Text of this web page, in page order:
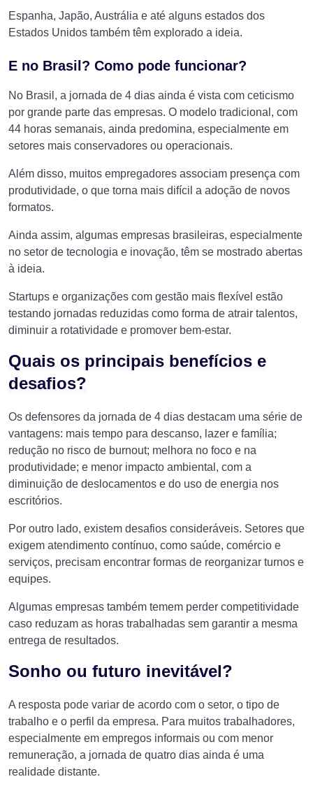
Espanha, Japão, Austrália e até alguns estados dos
Estados Unidos também têm explorado a ideia.
E no Brasil? Como pode funcionar?
No Brasil, a jornada de 4 dias ainda é vista com ceticismo
por grande parte das empresas. O modelo tradicional, com
44 horas semanais, ainda predomina, especialmente em
setores mais conservadores ou operacionais.
Além disso, muitos empregadores associam presença com
produtividade, o que torna mais difícil a adoção de novos
formatos.
Ainda assim, algumas empresas brasileiras, especialmente
no setor de tecnologia e inovação, têm se mostrado abertas
à ideia.
Startups e organizações com gestão mais flexível estão
testando jornadas reduzidas como forma de atrair talentos,
diminuir a rotatividade e promover bem-estar.
Quais os principais benefícios e
desafios?
Os defensores da jornada de 4 dias destacam uma série de
vantagens: mais tempo para descanso, lazer e família;
redução no risco de burnout; melhora no foco e na
produtividade; e menor impacto ambiental, com a
diminuição de deslocamentos e do uso de energia nos
escritórios.
Por outro lado, existem desafios consideráveis. Setores que
exigem atendimento contínuo, como saúde, comércio e
serviços, precisam encontrar formas de reorganizar turnos e
equipes.
Algumas empresas também temem perder competitividade
caso reduzam as horas trabalhadas sem garantir a mesma
entrega de resultados.
Sonho ou futuro inevitável?
A resposta pode variar de acordo com o setor, o tipo de
trabalho e o perfil da empresa. Para muitos trabalhadores,
especialmente em empregos informais ou com menor
remuneração, a jornada de quatro dias ainda é uma
realidade distante.